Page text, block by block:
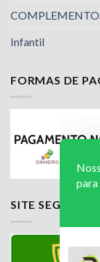
Infantil
FORMAS DE
SITE SEGURO